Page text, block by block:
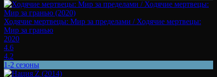
Ходячие мертвецы: Мир за пределами / Ходячие мертвецы:
Мир за гранью
2020
4.6
4.2
1-2 сезоны